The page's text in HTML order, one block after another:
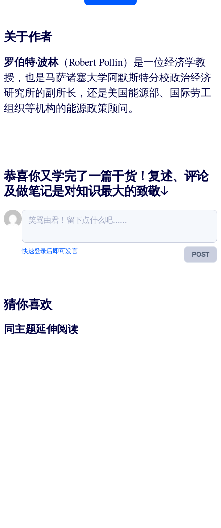
关于作者
罗伯特·波林（Robert Pollin）是一位经济学教
授，也是马萨诸塞大学阿默斯特分校政治经济
研究所的副所长，还是美国能源部、国际劳工
组织等机构的能源政策顾问。
恭喜你又学完了一篇干货！复述、评论
及做笔记是对知识最大的致敬↓
POST
快速登录后即可发言
猜你喜欢
同主题延伸阅读